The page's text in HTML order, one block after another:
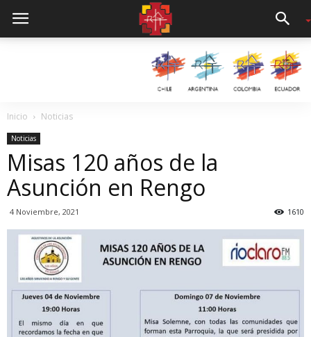
Inicio Noticias
Noticias
Misas 120 años de la
Asunción en Rengo
4 Noviembre, 2021 1610